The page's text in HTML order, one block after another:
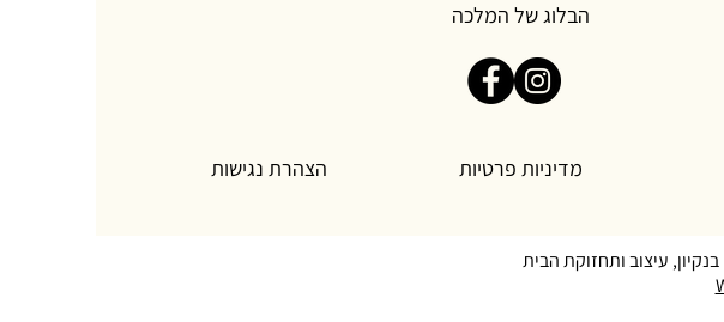
הבלוג של המלכה
הצהרת נגישות מדיניות פרטיות
עיצוב ותחזוקת הבית